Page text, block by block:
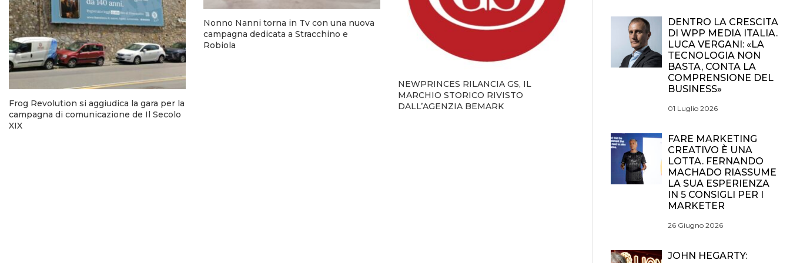
Frog Revolution si aggiudica la gara per la
campagna di comunicazione de Il Secolo
XIX
Nonno Nanni torna in Tv con una nuova
campagna dedicata a Stracchino e
Robiola
NEWPRINCES RILANCIA GS, IL
MARCHIO STORICO RIVISTO
DALL’AGENZIA BEMARK
DENTRO LA CRESCITA
DI WPP MEDIA ITALIA.
LUCA VERGANI: «LA
TECNOLOGIA NON
BASTA, CONTA LA
COMPRENSIONE DEL
BUSINESS»
01 Luglio 2026
FARE MARKETING
CREATIVO È UNA
LOTTA. FERNANDO
MACHADO RIASSUME
LA SUA ESPERIENZA
IN 5 CONSIGLI PER I
MARKETER
26 Giugno 2026
JOHN HEGARTY: